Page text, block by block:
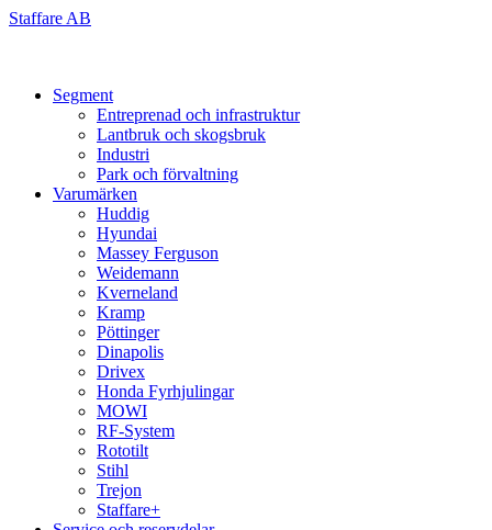
Skip
Staffare AB
Segment
Entreprenad och infrastruktur
Lantbruk och skogsbruk
Industri
Park och förvaltning
Varumärken
Huddig
Hyundai
Massey Ferguson
Weidemann
Kverneland
Kramp
Pöttinger
Dinapolis
Drivex
Honda Fyrhjulingar
MOWI
RF-System
Rototilt
Stihl
Trejon
Staffare+